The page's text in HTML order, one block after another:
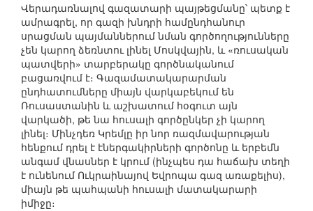
Վերադառնալով գազատարի պայթեցմանը՝ պետք է
ամրագրել, որ գազի խնդրի համընդհանուր
սրացման պայմաններում նման գործողությունները
չեն կարող ձեռնտու լինել Մոսկվային, և «ռուսական
պատվերի» տարբերակը գործնականում
բացառվում է։ Գազամատակարարման
ընդհատումները միայն վարկաբեկում են
Ռուսաստանին և աշխատում հօգուտ այն
վարկածի, թե նա հուսալի գործընկեր չի կարող
լինել։ Մինչդեռ Կրեմլը իր նոր ռազմավարության
հենքում դրել է էներգակիրների գործոնը և երբեմն
անգամ վնասներ է կրում (ինչպես դա հաճախ տեղի
է ունենում Ուկրաինայով Եվրոպա գազ առաքելիս),
միայն թե պահպանի հուսալի մատակարարի
իմիջը։